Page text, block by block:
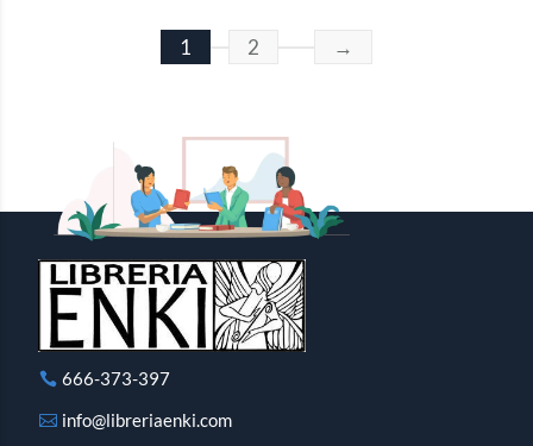
1 2 →
666-373-397
info@libreriaenki.com